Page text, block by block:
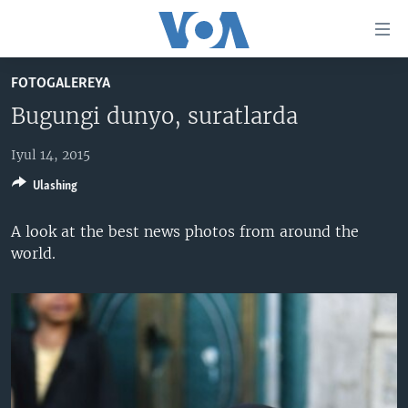
boring
Boshiga
Qidiruvga
AMERIKA
MARKAZIY OSIYO
XALQARO
VATANDOSHLAR
MULTIMEDIA
AMERIKA MANZARALARI
XALQARO HAYOT
VASHINGTON CHOYXONASI
MOBIL-SALOM!
IJTIMOIY TARMOQLAR
FACEBOOK
YOUTUBE
INSTAGRAM
INGLIZ TILI DARSLARI
EDITORIAL
FOTOGALEREYA
Bugungi dunyo, suratlarda
Iyul 14, 2015
A look at the best news photos from around the
world.
Ulashing